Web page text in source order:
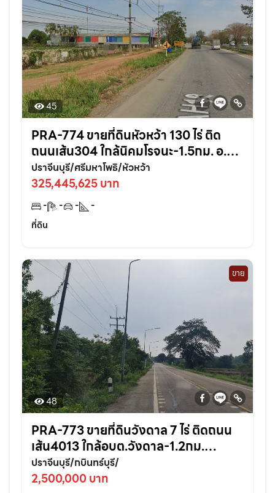
45
PRA-774 ขายที่ดินหัวหว้า 130 ไร่ ติด
ถนนเส้น304 ใกล้นิคมโรจนะ-1.5กม. อ.ศรี
มหาโพธิ ปราจีนบุรี
ปราจีนบุรี/ศรีมหาโพธิ/หัวหว้า
325,445,625 บาท
- - -
-
ที่ดิน
ขาย
48
PRA-773 ขายที่ดินวังดาล 7 ไร่ ติดถนน
เส้น4013 ใกล้อบต.วังดาล-1.2กม.
อ.กบินทร์บุรี ปราจีนบุรี
ปราจีนบุรี/กบินทร์บุรี/
2,500,000 บาท